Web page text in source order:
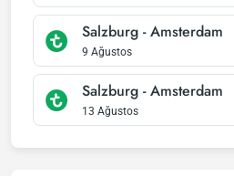
Salzburg - Amsterdam
9 Ağustos
Salzburg - Amsterdam
13 Ağustos